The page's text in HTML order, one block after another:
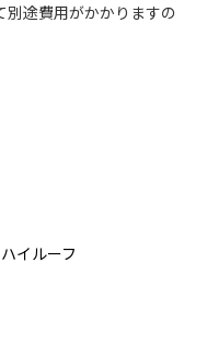
途費用がかかりますの
イルーフ